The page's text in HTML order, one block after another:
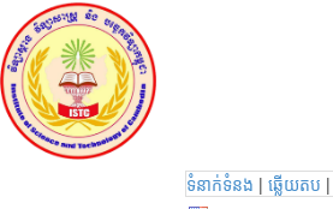
ទំនាក់ទំនង | ឆ្លើយតប |